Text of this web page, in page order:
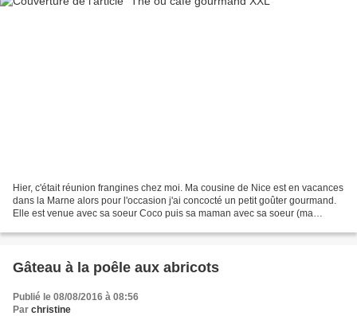
Hier, c'était réunion frangines chez moi. Ma cousine de Nice est en vacances
dans la Marne alors pour l'occasion j'ai concocté un petit goûter gourmand.
Elle est venue avec sa soeur Coco puis sa maman avec sa soeur (ma
Gâteau à la poêle aux abricots
Publié le 08/08/2016 à 08:56
Par christine